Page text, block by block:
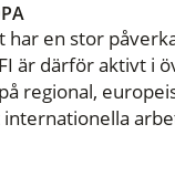
en stor
är därför aktivt i
regional,